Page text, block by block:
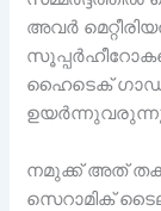
അവർ
ഹൈടെക്
നമുക്ക് അത്
സെറാമിക്